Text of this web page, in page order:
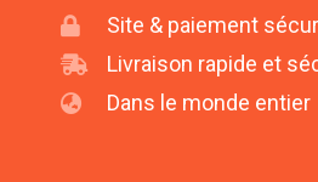
Site & paiement
Livraison rapide et
Dans le monde entier